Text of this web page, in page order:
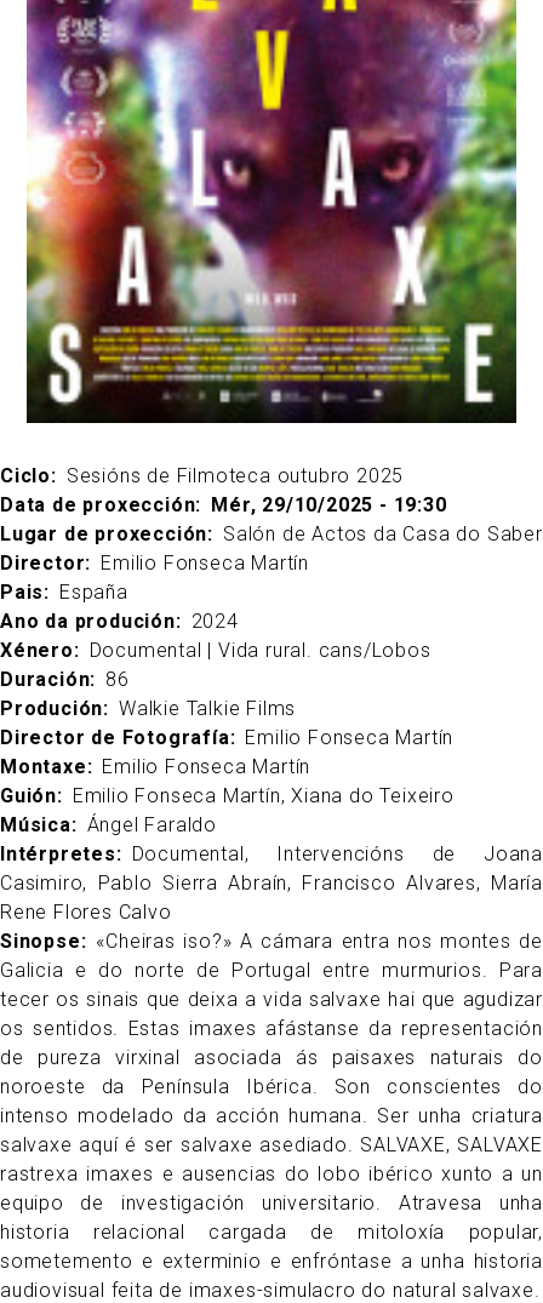
Ciclo
Sesións de Filmoteca outubro 2025
Data de proxección
Mér, 29/10/2025 - 19:30
Lugar de proxección
Salón de Actos da Casa do Saber
Director
Emilio Fonseca Martín
Pais
España
Ano da produción
2024
Xénero
Documental | Vida rural. cans/Lobos
Duración
86
Produción
Walkie Talkie Films
Director de Fotografía
Emilio Fonseca Martín
Montaxe
Emilio Fonseca Martín
Guión
Emilio Fonseca Martín, Xiana do Teixeiro
Música
Ángel Faraldo
Intérpretes
Documental, Intervencións de Joana
Casimiro, Pablo Sierra Abraín, Francisco Alvares, María
Rene Flores Calvo
Sinopse
«Cheiras iso?» A cámara entra nos montes de
Galicia e do norte de Portugal entre murmurios. Para
tecer os sinais que deixa a vida salvaxe hai que agudizar
os sentidos. Estas imaxes afástanse da representación
de pureza virxinal asociada ás paisaxes naturais do
noroeste da Península Ibérica. Son conscientes do
intenso modelado da acción humana. Ser unha criatura
salvaxe aquí é ser salvaxe asediado. SALVAXE, SALVAXE
rastrexa imaxes e ausencias do lobo ibérico xunto a un
equipo de investigación universitario. Atravesa unha
historia relacional cargada de mitoloxía popular,
sometemento e exterminio e enfróntase a unha historia
audiovisual feita de imaxes-simulacro do natural salvaxe.